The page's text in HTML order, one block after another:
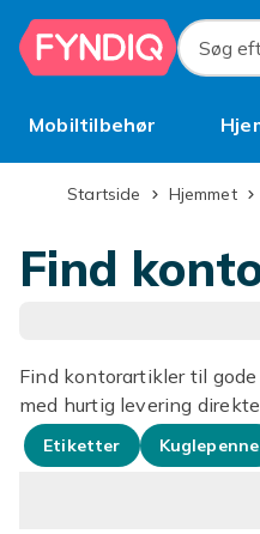
Spring til
Søg
Mobiltilbehør
BrugtStartside Hjemmet
Find
Find kontorartikler til
med hurtig levering
Etiketter Kuglepenne